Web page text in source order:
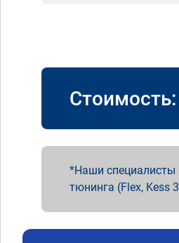
Наши специалисты
тюнинга (Flex, Kess